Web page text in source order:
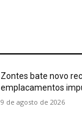
Zontes bate novo
emplacamentos
9 de agosto de 2026